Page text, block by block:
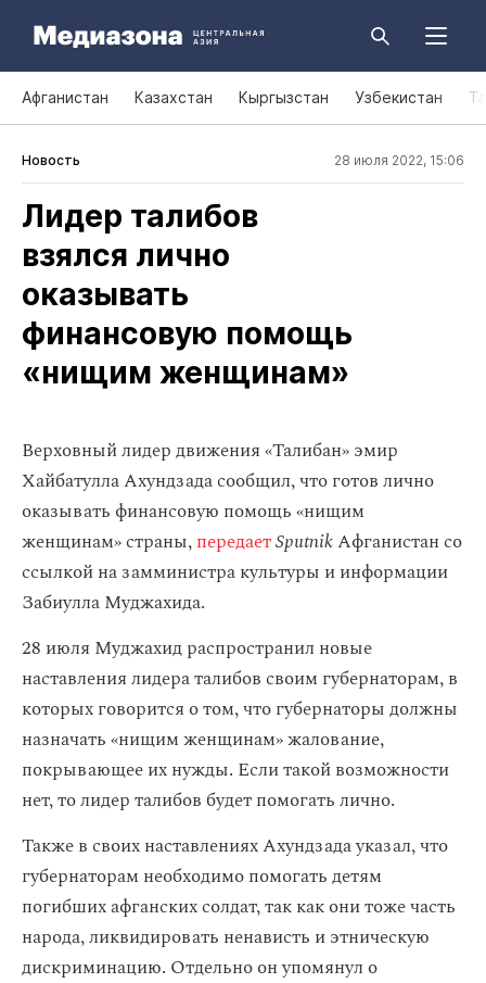
Афганистан Казахстан Кыргызстан Узбекистан
Новость 28 июля 2022, 15:06
Лидер талибов
взялся лично
оказывать
финансовую помощь
«нищим женщинам»
Верховный лидер движения «Талибан» эмир
Хайбатулла Ахундзада сообщил, что готов лично
оказывать финансовую помощь «нищим
женщинам» страны,передаетSputnikАфганистан со
ссылкой на замминистра культуры и информации
Забиулла Муджахида.
28 июля Муджахид распространил новые
наставления лидера талибов своим губернаторам, в
которых говорится о том, что губернаторы должны
назначать «нищим женщинам» жалование,
покрывающее их нужды. Если такой возможности
нет, то лидер талибов будет помогать лично.
Также в своих наставлениях Ахундзада указал, что
губернаторам необходимо помогать детям
погибших афганских солдат, так как они тоже часть
народа, ликвидировать ненависть и этническую
дискриминацию. Отдельно он упомянул о